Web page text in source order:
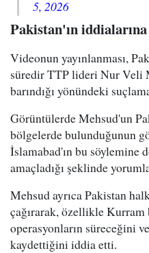
5, 2026
Pakistan'ın
Videonun yayınlanması,
süredir TTP lideri Nur Veli
barındığı yönündeki
Görüntülerde Mehsud'un
bölgelerde bulunduğunun
İslamabad'ın bu söylemine
amaçladığı şeklinde
Mehsud ayrıca Pakistan
çağırarak, özellikle
operasyonların süreceğini
kaydettiğini iddia etti.